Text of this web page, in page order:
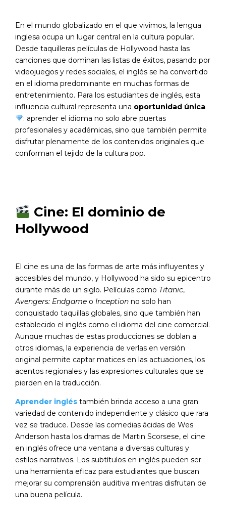
En el mundo globalizado en el que vivimos, la lengua
inglesa ocupa un lugar central en la cultura popular.
Desde taquilleras películas de Hollywood hasta las
canciones que dominan las listas de éxitos, pasando por
videojuegos y redes sociales, el inglés se ha convertido
en el idioma predominante en muchas formas de
entretenimiento. Para los estudiantes de inglés, esta
influencia cultural representa una oportunidad única
: aprender el idioma no solo abre puertas
profesionales y académicas, sino que también permite
disfrutar plenamente de los contenidos originales que
conforman el tejido de la cultura pop.
Cine: El dominio de
Hollywood
El cine es una de las formas de arte más influyentes y
accesibles del mundo, y Hollywood ha sido su epicentro
durante más de un siglo. Películas como Titanic,
Avengers: Endgame o Inception no solo han
conquistado taquillas globales, sino que también han
establecido el inglés como el idioma del cine comercial.
Aunque muchas de estas producciones se doblan a
otros idiomas, la experiencia de verlas en versión
original permite captar matices en las actuaciones, los
acentos regionales y las expresiones culturales que se
pierden en la traducción.
Aprender inglés también brinda acceso a una gran
variedad de contenido independiente y clásico que rara
vez se traduce. Desde las comedias ácidas de Wes
Anderson hasta los dramas de Martin Scorsese, el cine
en inglés ofrece una ventana a diversas culturas y
estilos narrativos. Los subtítulos en inglés pueden ser
una herramienta eficaz para estudiantes que buscan
mejorar su comprensión auditiva mientras disfrutan de
una buena película.